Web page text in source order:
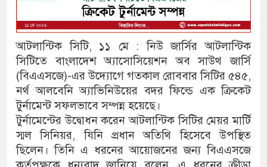
আটলান্টিক সিটি, ১১ মে : নিউ জার্সির আটলান্টিক
সিটিতে বাংলাদেশ অ্যাসোসিয়েশন অব সাউথ জার্সি
(বিএএসজে)-এর উদ্যোগে গতকাল রোববার সিটির ৫৪৫,
নর্থ আলবেনি অ্যাভিনিউয়ের বদর ফিল্ডে এক ক্রিকেট
টুর্নামেন্ট সফলভাবে সম্পন্ন হয়েছে।
টুর্নামেন্টের উদ্বোধন করেন আটলান্টিক সিটির মেয়র মার্টি
স্মল সিনিয়র, যিনি প্রধান অতিথি হিসেবে উপস্থিত
ছিলেন। তিনি এ ধরনের আয়োজনের জন্য বিএএসজে